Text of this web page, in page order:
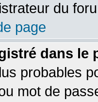
du
page
dans le
probables
mot de